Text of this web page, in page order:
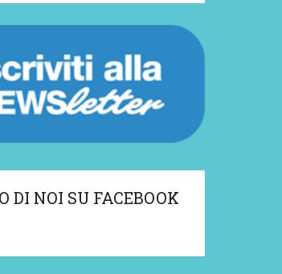
DI NOI SU FACEBOOK